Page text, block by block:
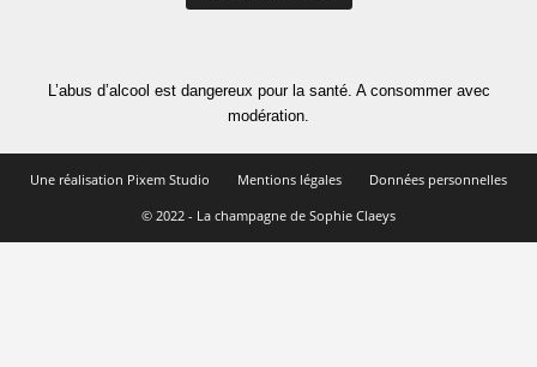
L’abus d’alcool est dangereux pour la santé. A consommer avec
modération.
Une réalisation Pixem Studio Mentions légales
Données personnelles
© 2022 - La champagne de Sophie Claeys